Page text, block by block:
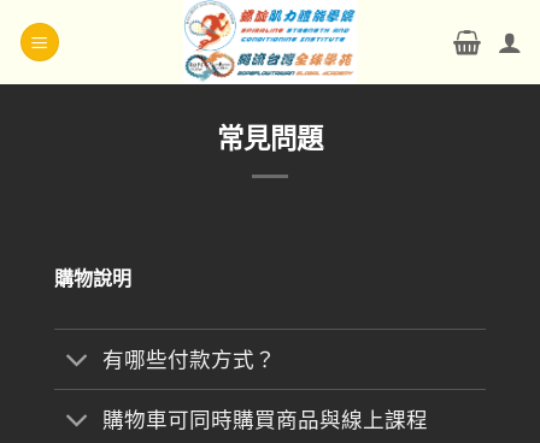
常見問題
購物說明
有哪些付款方式？
購物車可同時購買商品與線上課程